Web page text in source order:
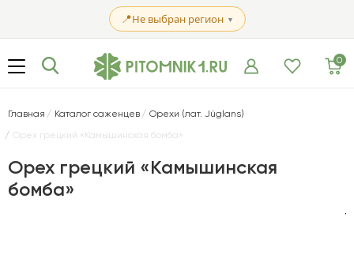
📍Не выбран регион ▼
0
Главная Каталог саженцев
Орехи (лат. Júglans)
Орех грецкий «Камышинская бомба»
Орех грецкий «Камышинская
бомба»